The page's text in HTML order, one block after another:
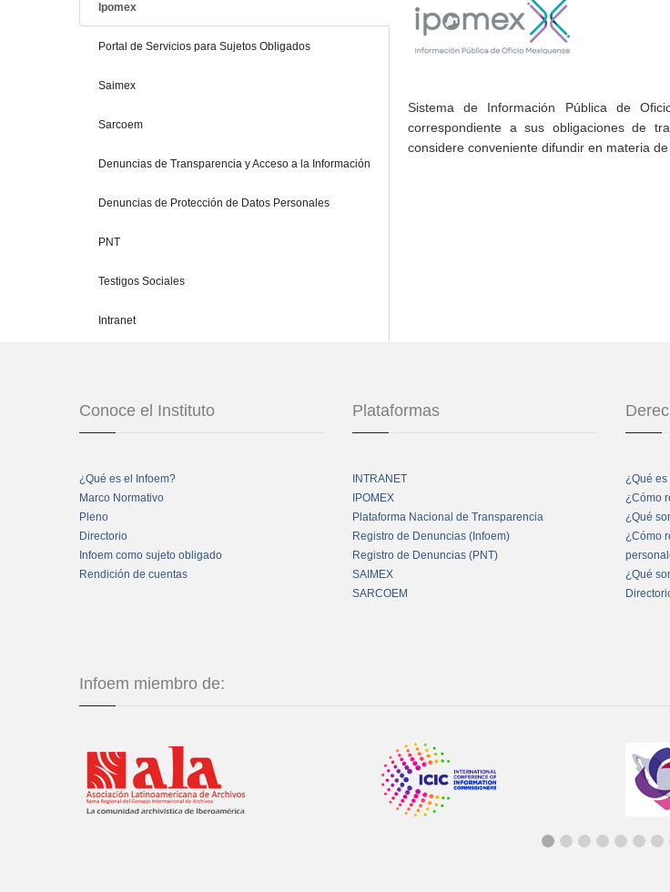
Ipomex
Portal de Servicios para Sujetos Obligados
Saimex
Sarcoem
Denuncias de Transparencia y Acceso a la Información
Denuncias de Protección de Datos Personales
PNT
Testigos Sociales
Intranet
Sistema de Información Pública de
correspondiente a sus obligaciones de
considere conveniente difundir en materia
Conoce el Instituto
¿Qué es el Infoem?
Marco Normativo
Pleno
Directorio
Infoem como sujeto obligado
Rendición de cuentas
Plataformas
INTRANET
IPOMEX
Plataforma Nacional de Transparencia
Registro de Denuncias (Infoem)
Registro de Denuncias (PNT)
SAIMEX
SARCOEM
¿Qué
¿Cómo
¿Qué
¿Cómo
¿Qué
Infoem miembro de: